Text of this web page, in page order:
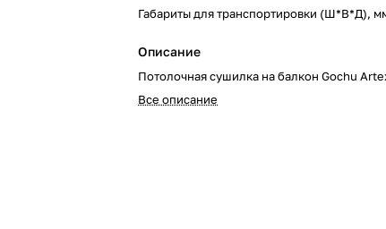
Габариты для транспортировки (Ш*В*Д),
Описание
Потолочная сушилка на балкон Gochu
Все описание